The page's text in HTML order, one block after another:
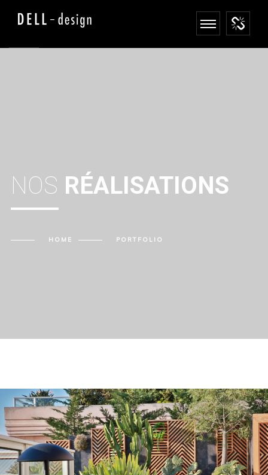
NOS RÉALISATIONS
HOME PORTFOLIO